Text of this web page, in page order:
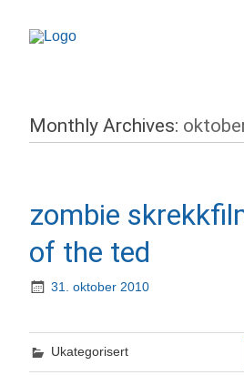
Monthly Archives:
zombie
of the ted
31. oktober 2010
Ukategorisert